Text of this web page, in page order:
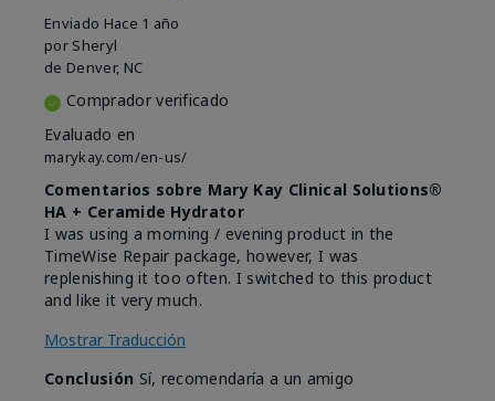
Enviado Hace 1 año
por Sheryl
de Denver, NC
Comprador verificado
Evaluado en
marykay.com/en-us/
Comentarios sobre Mary Kay Clinical Solutions®
HA + Ceramide Hydrator
I was using a morning / evening product in the
TimeWise Repair package, however, I was
replenishing it too often. I switched to this product
and like it very much.
Mostrar Traducción
Conclusión Sí, recomendaría a un amigo